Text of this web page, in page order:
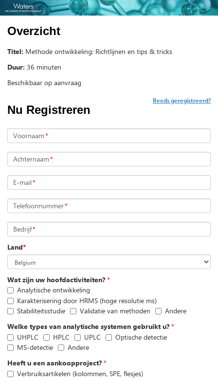
Overzicht
Titel: Methode ontwikkeling: Richtlijnen en tips & tricks
Duur: 36 minuten
Beschikbaar op aanvraag
Nu Registreren
Reeds geregistreerd?
Voornaam*
Achternaam*
E-mail*
Telefoonnummer*
Bedrijf*
Land*
Wat zijn uw hoofdactiviteiten? *
Analytische ontwikkeling
Karakterisering door HRMS (hoge resolutie ms)
Stabiliteitsstudie
Validatie van methoden
Andere
Welke types van analytische systemen gebruikt u? *
UHPLC
HPLC UPLC
Optische detectie
MS-detectie
Andere
Heeft u een aankoopproject? *
Verbruiksartikelen (kolommen, SPE, flesjes)